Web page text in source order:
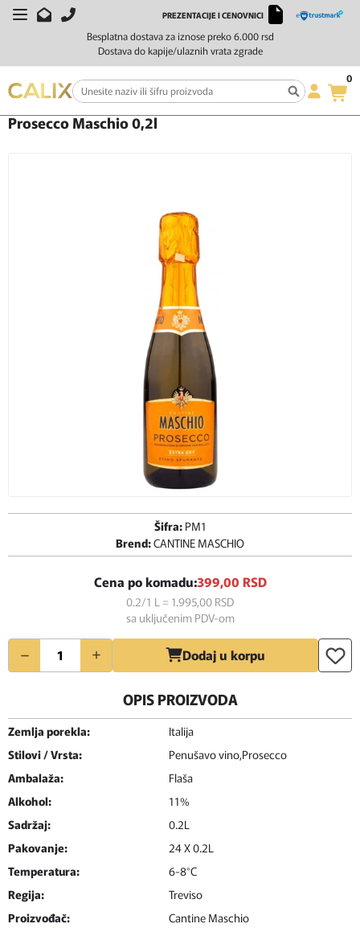
Besplatna dostava za iznose preko 6.000 rsd
Dostava do kapije/ulaznih vrata zgrade
PREZENTACIJE I CENOVNICI
0
Početna Vino Penušavo vino Prosecco Maschio 0,2l
Prosecco Maschio 0,2l
Šifra: PM1
Brend:CANTINE MASCHIO
Cena po komadu:399,00 RSD
0.2/1 L = 1.995,00 RSD
sa uključenim PDV-om
Količina Dodaj u korpu
OPIS PROIZVODA
Zemlja porekla:
Italija
Stilovi / Vrsta:
Penušavo vino,Prosecco
Ambalaža:
Flaša
Alkohol:
11%
Sadržaj:
0.2L
Pakovanje:
24 X 0.2L
Temperatura:
6-8°C
Regija:
Treviso
Proizvođač:
Cantine Maschio